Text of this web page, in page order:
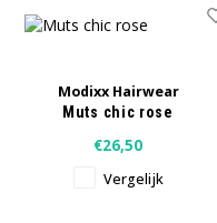
Modixx Hairwear
Muts chic rose
€26,50
Vergelijk